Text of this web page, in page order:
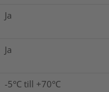
Ja
Ja
-5°C till +70°C